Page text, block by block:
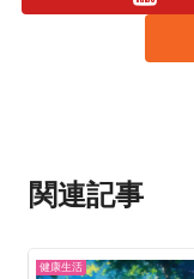
関連記事
健康生活